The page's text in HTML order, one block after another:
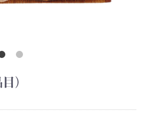
）